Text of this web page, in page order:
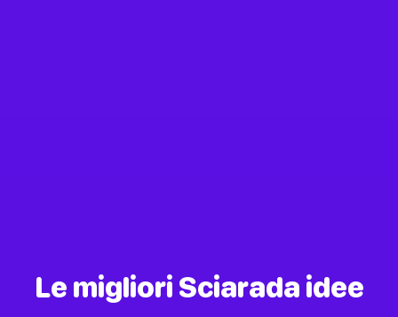
Le migliori Sciarada idee